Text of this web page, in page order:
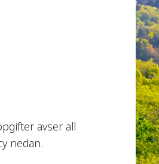
avser all
nedan.